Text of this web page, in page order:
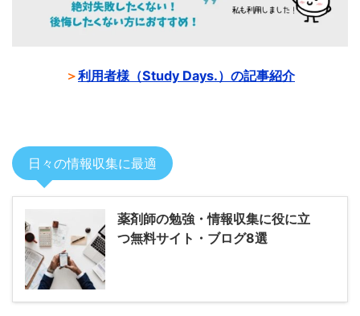
＞利用者様（Study Days.）の記事紹介
日々の情報収集に最適
薬剤師の勉強・情報収集に役に立
つ無料サイト・ブログ8選